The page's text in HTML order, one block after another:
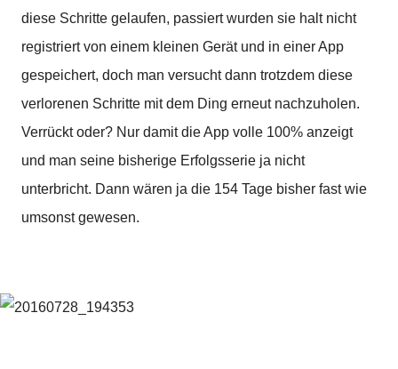
diese Schritte gelaufen, passiert wurden sie halt nicht
registriert von einem kleinen Gerät und in einer App
gespeichert, doch man versucht dann trotzdem diese
verlorenen Schritte mit dem Ding erneut nachzuholen.
Verrückt oder? Nur damit die App volle 100% anzeigt
und man seine bisherige Erfolgsserie ja nicht
unterbricht. Dann wären ja die 154 Tage bisher fast wie
umsonst gewesen.